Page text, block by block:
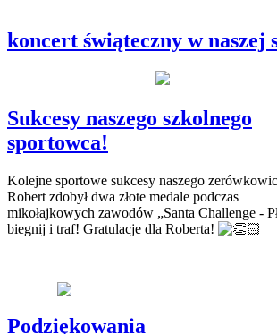
koncert świąteczny w naszej
Sukcesy naszego szkolnego
sportowca!
Kolejne sportowe sukcesy naszego
Robert zdobył dwa złote medale podczas
mikołajkowych zawodów „Santa Challenge -
biegnij i traf! Gratulacje dla Roberta!
Podziękowania